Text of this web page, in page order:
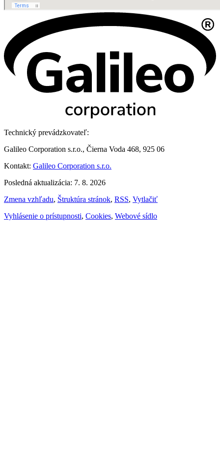
Technický prevádzkovateľ:
Galileo Corporation s.r.o., Čierna Voda 468, 925 06
Kontakt: Galileo Corporation s.r.o.
Posledná aktualizácia: 7. 8. 2026
Zmena vzhľadu, Štruktúra stránok, RSS, Vytlačiť
Vyhlásenie o prístupnosti, Cookies, Webové sídlo